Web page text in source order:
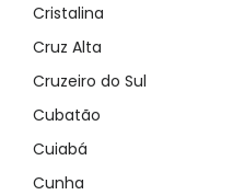
Cristalina
Cruz Alta
Cruzeiro do Sul
Cubatão
Cuiabá
Cunha